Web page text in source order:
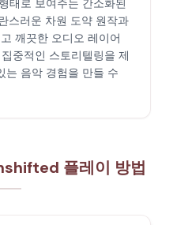
태로 보여주는 간소화된
스러운 차원 도약 원작과
깨끗한 오디오 레이어
중적인 스토리텔링을 제
는 음악 경험을 만들 수
플레이 방법